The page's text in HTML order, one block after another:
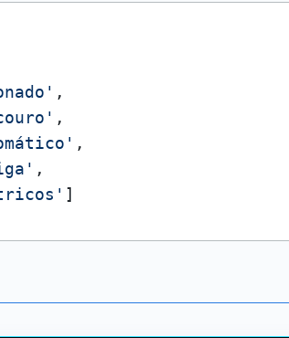
,
,
,
,
]